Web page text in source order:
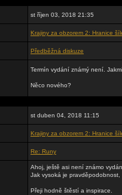
st říjen 03, 2018 21:35
Krajiny za obzorem 2: Hranice
Předběžná diskuze
Termín vydání známý není.
Něco nového?
st duben 04, 2018 11:15
Krajiny za obzorem 2: Hranice
Re: Runy
Ahoj, ještě asi není známo
Jak vysoká je
Přeji hodně štěstí a inspirace.